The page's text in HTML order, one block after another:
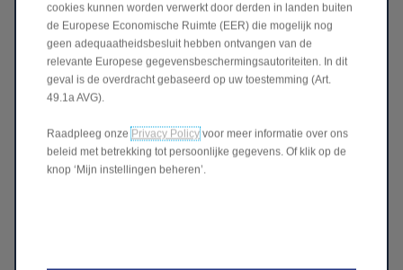
Technische specificaties
Motorisering
Prestaties
Verbruik
Laadmogelijkheden
Laadtijden
cookies kunnen worden verwerkt door derden in landen buiten
de Europese Economische Ruimte (EER) die mogelijk nog
geen adequaatheidsbesluit hebben ontvangen van de
relevante Europese gegevensbeschermingsautoriteiten. In dit
geval is de overdracht gebaseerd op uw toestemming (Art.
49.1a AVG).
Raadpleeg onze Privacy Policy voor meer informatie over ons
beleid met betrekking tot persoonlijke gegevens. Of klik op de
knop ‘Mijn instellingen beheren’.